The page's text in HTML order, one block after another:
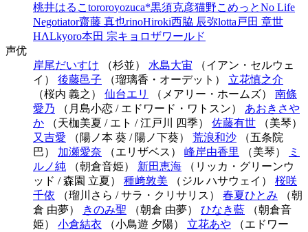
桃井はるこ tororoyozuca*黒須克彦猫野こめっとNo Life
Negotiator齋藤 真也rinoHiroki西脇 辰弥lotta 戸田 章世
HΛLkyoro本田 宗キョロザワールド
声优
岸尾だいすけ （杉並） 水島大宙 （イアン・セルウェ
イ） 後藤邑子 （瑠璃香・オーデット） 立花慎之介
（桜内 義之） 仙台エリ （メアリー・ホームズ） 南條
愛乃 （月島小恋 / エドワード・ワトスン） あおきさや
か （天枷美夏 / エト / 江戸川 四季） 佐藤有世 （美琴）
又吉愛 （陽ノ本 葵 / 陽ノ下葵） 荒浪和沙 （五条院
巴） 加瀬愛奈 （エリザベス） 峰岸由香里 （美琴）
ミ
ルノ純 （朝倉音姫） 新田恵海 （リッカ・グリーンウ
ッド / 森園 立夏） 種﨑敦美 （ジル ハサウェイ） 桜咲
千依 （瑠川さら / サラ・クリサリス） 春夏ひとみ （朝
倉 由夢）
きのみ聖 （朝倉 由夢） ひなき藍 （朝倉音
姫） 小倉結衣 （小鳥遊 夕陽） 立花あや （エドワー